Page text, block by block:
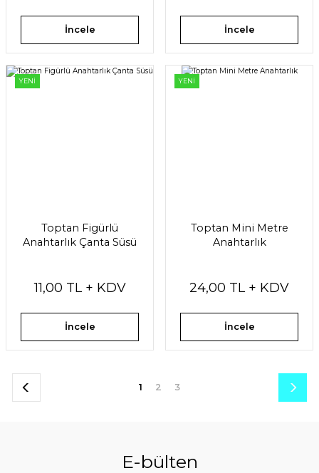
İncele İncele
YENİ
Toptan Figürlü
Anahtarlık Çanta Süsü
11,00 TL + KDV
İncele
YENİ
Toptan Mini Metre
Anahtarlık
24,00 TL + KDV
İncele
1 2 3
E-bülten